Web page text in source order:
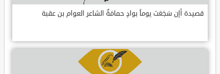
قصيدة أإن سَجَعَت يوماً بوادٍ حمامَةٌ الشاعر العوام بن عقبة